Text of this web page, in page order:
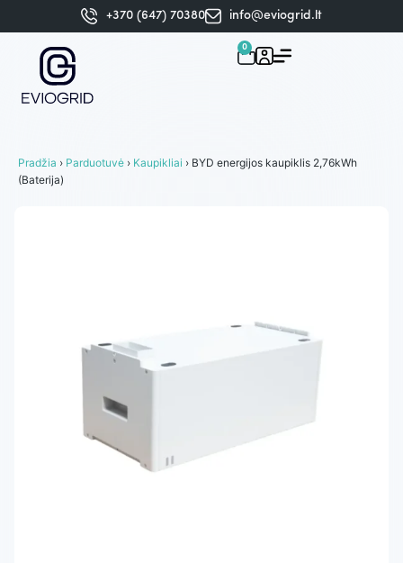
+370 (647) 70380 info@eviogrid.lt
0
Pradžia › Parduotuvė › Kaupikliai › BYD energijos kaupiklis 2,76kWh
(Baterija)